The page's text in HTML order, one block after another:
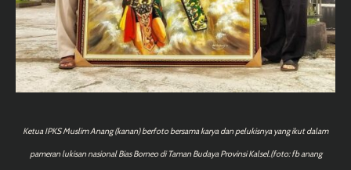
Ketua IPKS Muslim Anang (kanan) berfoto bersama karya dan pelukisnya yang ikut dalam
pameran lukisan nasional Bias Borneo di Taman Budaya Provinsi Kalsel.(foto: fb anang